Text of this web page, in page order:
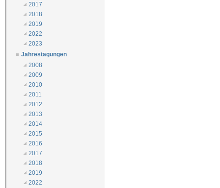
2017
2018
2019
2022
2023
Jahrestagungen
2008
2009
2010
2011
2012
2013
2014
2015
2016
2017
2018
2019
2022